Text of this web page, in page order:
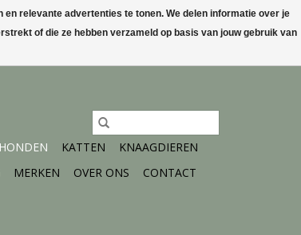
Mijn account / Registreren
HONDEN KATTEN
KNAAGDIEREN
MERKEN OVER ONS
CONTACT
relevante advertenties te tonen. We delen informatie over je
of die ze hebben verzameld op basis van jouw gebruik van